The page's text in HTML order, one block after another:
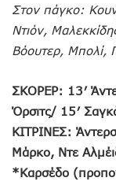
Στον πάγκο:
Ντιόν,
Βόουτερ, Μπολί,
ΣΚΟΡΕΡ: 13′
Όρσιτς/ 15′
ΚΙΤΡΙΝΕΣ:
Μάρκο, Ντε
*Καρσέδο